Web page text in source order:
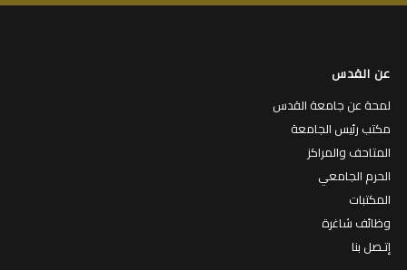
عن القدس
لمحة عن جامعة القدس
مكتب رئيس الجامعة
المتاحف والمراكز
الحرم الجامعي
المكتبات
وظائف شاغرة
إتـصل بنا